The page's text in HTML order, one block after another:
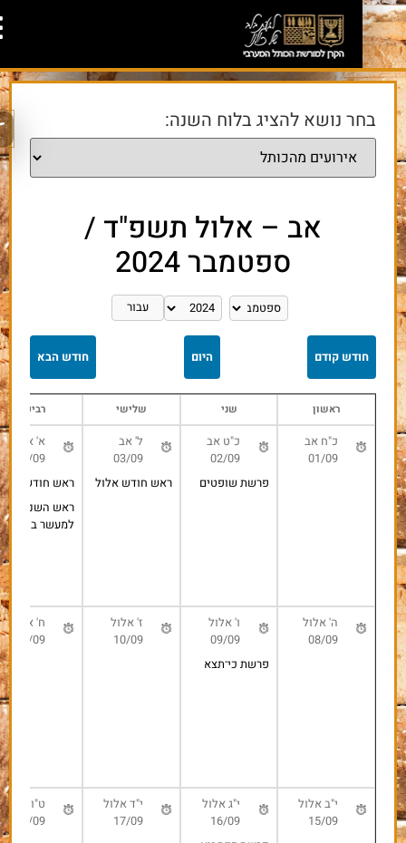
בחר נושא להציג בלוח השנה:
– אלול תשפ"ד /
ספטמבר 2024
עבור
היום חודש הבא
רביעי
פרשת שופטים
ראש חודש אלול
ראש חודש אלול
ראש השנה
09/09
פרשת כי־תצא
10/09
11/09